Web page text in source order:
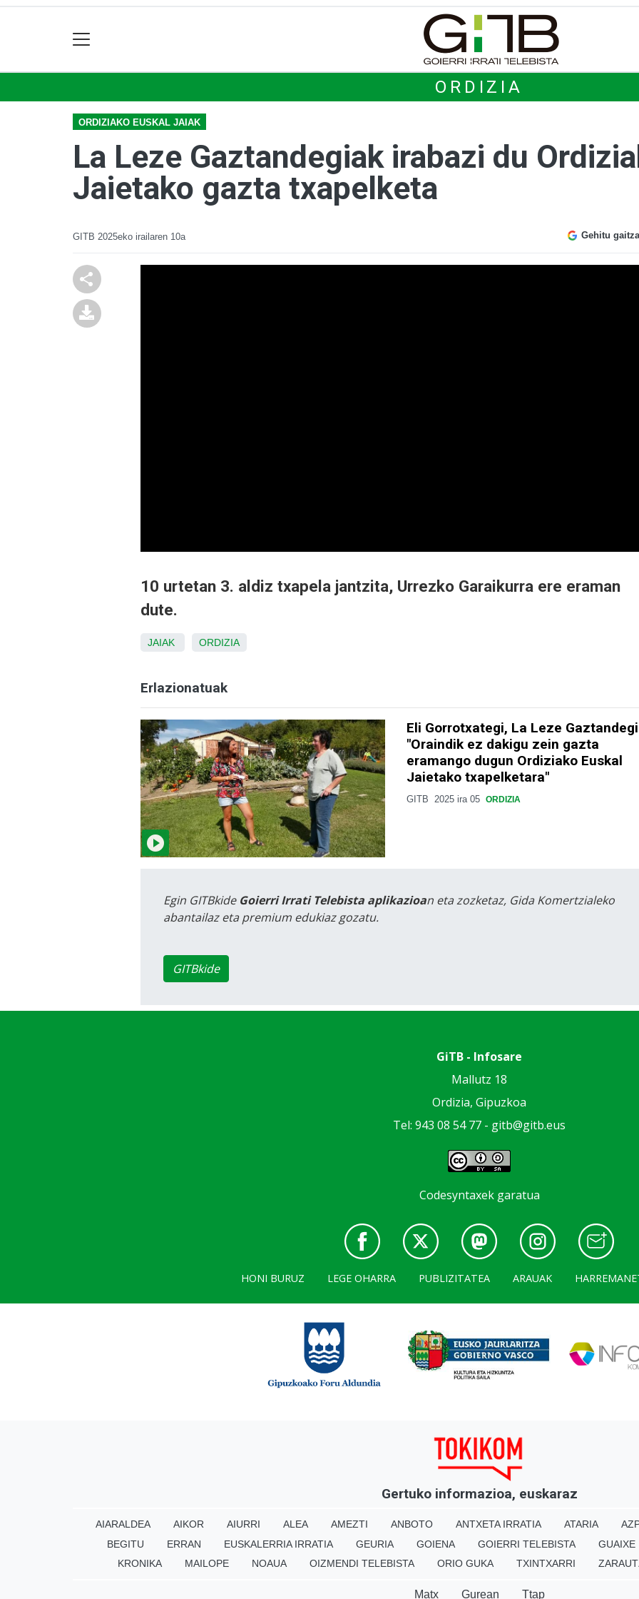
ORDIZIA
ORDIZIAKO EUSKAL JAIAK
La Leze Gaztandegiak irabazi du
Jaietako gazta txapelketa
GITB 2025eko irailaren 10a Gehitu
10 urtetan 3. aldiz txapela jantzita, Urrezko Garaikurra ere eraman
dute.
JAIAK ORDIZIA
Erlazionatuak
Eli Gorrotxategi, La Leze
"Oraindik ez dakigu zein gazta
eramango dugun Ordiziako Euskal
Jaietako txapelketara"
GITB 2025 ira 05 ORDIZIA
Egin GITBkide Goierri Irrati Telebista aplikazioan eta zozketaz, Gida Komertzialeko
abantailaz eta premium edukiaz gozatu.
GITBkide
GiTB - Infosare
Mallutz 18
Ordizia, Gipuzkoa
Tel: 943 08 54 77 - gitb@gitb.eus
Codesyntaxek garatua
HONI BURUZ LEGE OHARRA PUBLIZITATEA ARAUAK
Gertuko informazioa, euskaraz
AIARALDEA AIKOR AIURRI ALEA AMEZTI ANBOTO ANTXETA IRRATIA ATARIA
BEGITU
ERRAN EUSKALERRIA IRRATIA GEURIA GOIENA GOIERRI TELEBISTA
GUAIXE
KRONIKA
MAILOPE NOAUA OIZMENDI TELEBISTA ORIO GUKA TXINTXARRI
Matx Gurean Ttap